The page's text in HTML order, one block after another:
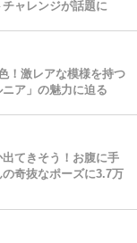
チャレンジが話題に
！激レアな模様を持つ
ア」の魅力に迫る
てきそう！お腹に手
奇抜なポーズに3.7万